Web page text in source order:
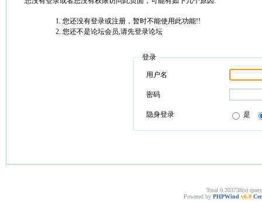
您还没有登录或注册，暂时不能使用此功能!!
您还不是论坛会员,请先登录论坛
登录
用户名
密码
隐身登录 是
Total 0.203738(s)
Powered by PHPWind v6.0